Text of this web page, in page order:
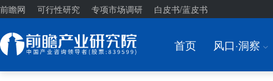
前瞻网 可行性研究 专项市场调研 白皮书/蓝皮书
首页 风口·洞察 I